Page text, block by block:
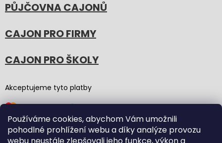
Používáme cookies, abychom Vám umožnili
pohodlné prohlížení webu a díky analýze provozu
PŮJČOVNA CAJONŮ
CAJON PRO FIRMY
CAJON PRO ŠKOLY
Akceptujeme tyto platby